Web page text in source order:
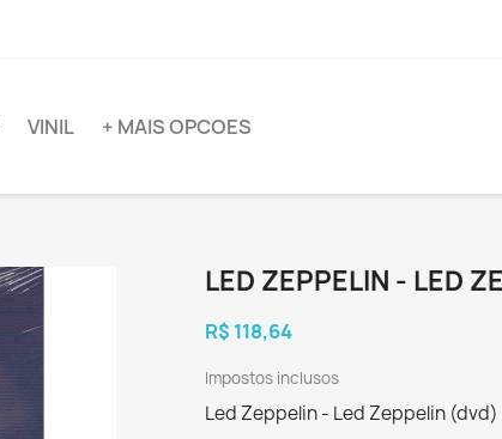
VINIL + MAIS OPCOES
LED ZEPPELIN - LED
R$ 118,64
Impostos inclusos
Led Zeppelin - Led Zeppelin (dvd)